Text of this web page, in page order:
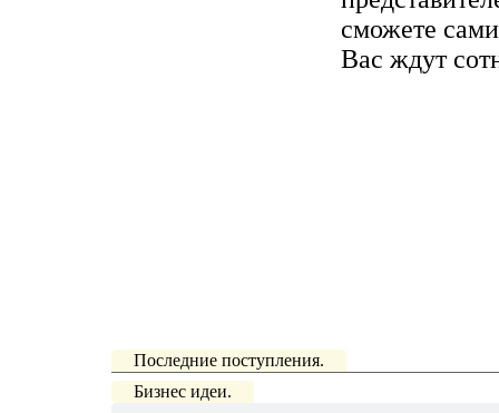
сможете
Вас ждут
Последние поступления.
Бизнес идеи.